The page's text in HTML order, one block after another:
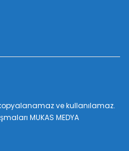
ve kullanılamaz.
MUKAS MEDYA